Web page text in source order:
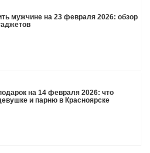
для женщин
мужчине на 23 февраля 2026: обзор
на который мужчины делают вид, что им
коллегам, какую колонку / приставку /
— верьте глазам, которые загораются
на 14 февраля 2026: что
и парню в Красноярске